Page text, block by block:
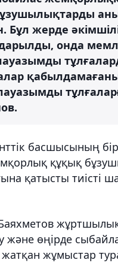
Бұл жерде
онда
қабылдамағаны
басшысының
құқық
қатысты тиісті
және өңірде
жұмыстар